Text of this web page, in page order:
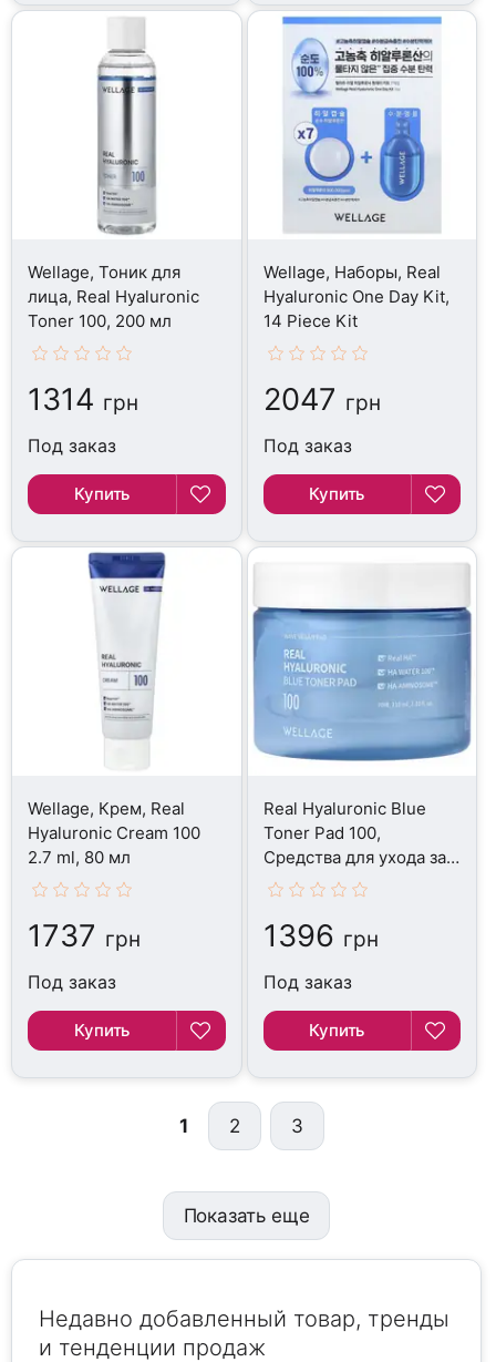
Wellage, Тоник для
лица, Real Hyaluronic
Toner 100, 200 мл
1314 грн
Под заказ
Купить
Wellage, Наборы, Real
Hyaluronic One Day Kit,
14 Piece Kit
2047 грн
Под заказ
Купить
Wellage, Крем, Real
Hyaluronic Cream 100
2.7 ml, 80 мл
1737 грн
Под заказ
Купить
Real Hyaluronic Blue
Toner Pad 100,
Средства для ухода за
кожей, 70 Pads
1396 грн
Под заказ
Купить
1 2 3
Показать еще
Недавно добавленный товар, тренды
и тенденции продаж